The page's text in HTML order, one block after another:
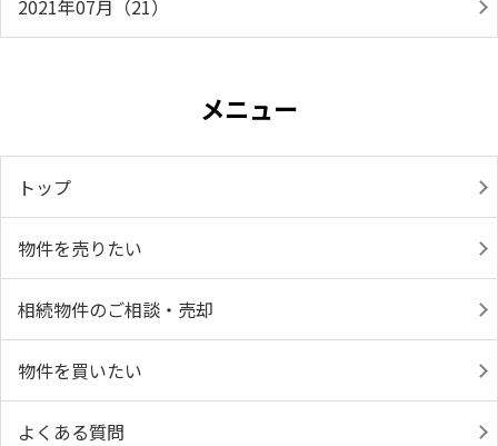
2021年07月（21）
メニュー
トップ
物件を売りたい
相続物件のご相談・売却
物件を買いたい
よくある質問